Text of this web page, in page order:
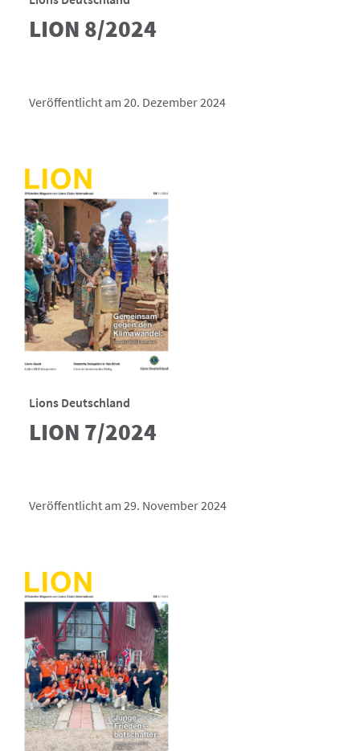
LION 8/2024
Veröffentlicht am 20. Dezember 2024
Lions Deutschland
LION 7/2024
Veröffentlicht am 29. November 2024